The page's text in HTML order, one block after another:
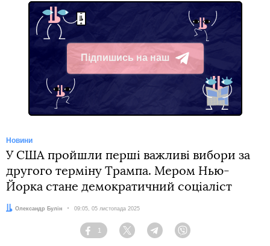
Підпишись на наш
Telegram
Новини
У США пройшли перші важливі вибори за
другого терміну Трампа. Мером Нью-
Йорка стане демократичний соціаліст
Автор:
Олександр Булін Дата:
09:05, 05 листопада 2025
Facebook
1
Twitter TelegramViber